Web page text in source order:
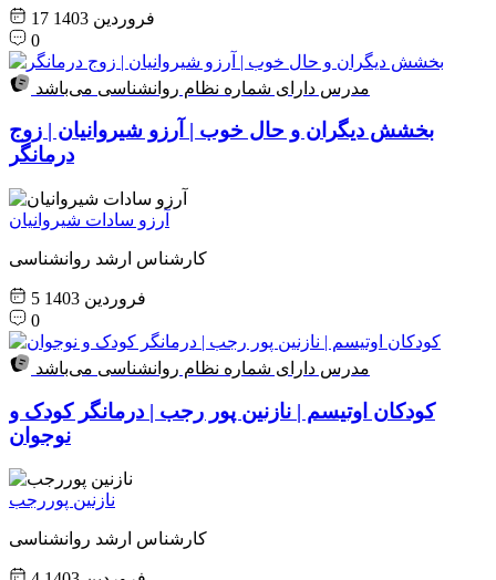
17 فروردین 1403
0
مدرس دارای شماره نظام روانشناسی می‌باشد
بخشش دیگران و حال خوب | آرزو شیروانیان | زوج
درمانگر
آرزو سادات شیروانیان
کارشناس ارشد روانشناسی
5 فروردین 1403
0
مدرس دارای شماره نظام روانشناسی می‌باشد
کودکان اوتیسم | نازنین پور رجب | درمانگر کودک و
نوجوان
نازنین پوررجب
کارشناس ارشد روانشناسی